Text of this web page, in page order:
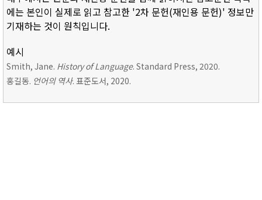
에는 본인이 실제로 읽고 참고한 '2차 문헌(재인용 문헌)' 정보만
기재하는 것이 원칙입니다.
예시
Smith, Jane. History of Language. Standard Press, 2020.
홍길동. 언어의 역사. 표준도서, 2020.